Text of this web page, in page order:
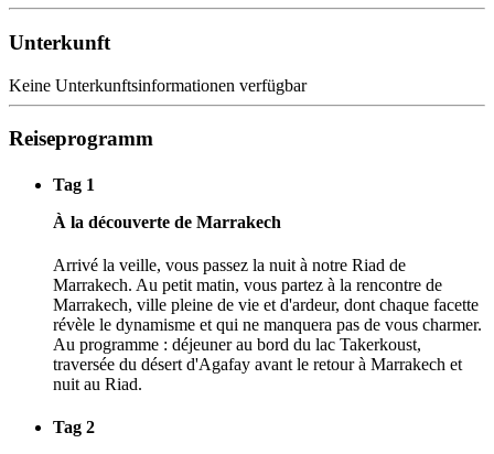
Unterkunft
Keine Unterkunftsinformationen verfügbar
Reiseprogramm
Tag 1
À la découverte de Marrakech
Arrivé la veille, vous passez la nuit à notre Riad de
Marrakech. Au petit matin, vous partez à la rencontre de
Marrakech, ville pleine de vie et d'ardeur, dont chaque facette
révèle le dynamisme et qui ne manquera pas de vous charmer.
Au programme : déjeuner au bord du lac Takerkoust,
traversée du désert d'Agafay avant le retour à Marrakech et
nuit au Riad.
Tag 2